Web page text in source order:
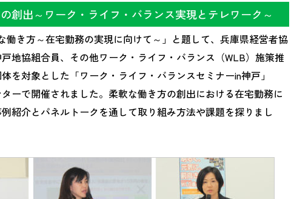
創出～ワーク・ライフ・バランス実現とテレワーク～
働き方～在宅勤務の実現に向けて～」と題して、兵庫県経営者協
地協組合員、その他ワーク・ライフ・バランス（WLB）施策推
を対象とした「ワーク・ライフ・バランスセミナーin神戸」
ーで開催されました。柔軟な働き方の創出における在宅勤務に
紹介とパネルトークを通して取り組み方法や課題を探りまし